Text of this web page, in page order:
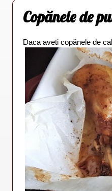
Copănele de
Daca aveti copănele de